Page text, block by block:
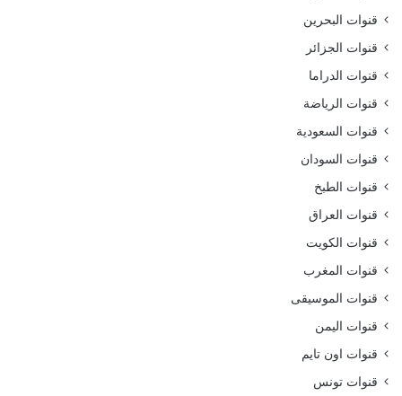
قنوات البحرين
قنوات الجزائر
قنوات الدراما
قنوات الرياضة
قنوات السعودية
قنوات السودان
قنوات الطبخ
قنوات العراق
قنوات الكويت
قنوات المغرب
قنوات الموسيقى
قنوات اليمن
قنوات اون تايم
قنوات تونس